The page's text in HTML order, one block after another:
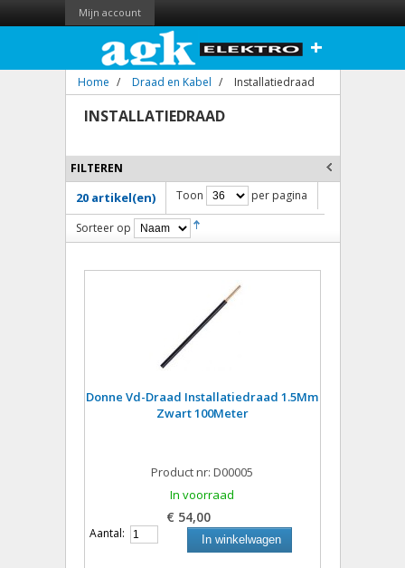
Mijn account
+
Home / Draad en Kabel / Installatiedraad
INSTALLATIEDRAAD
FILTEREN
20 artikel(en) Toon per pagina
Sorteer op
Donne Vd-Draad Installatiedraad 1.5Mm
Zwart 100Meter
Product nr: D00005
In voorraad
€ 54,00
Aantal: In winkelwagen